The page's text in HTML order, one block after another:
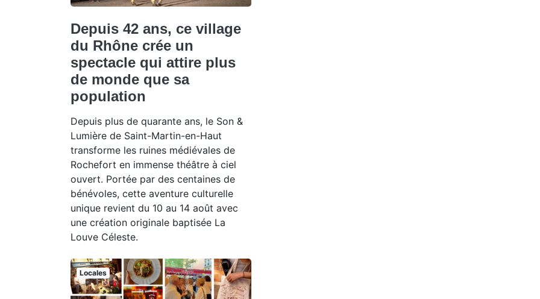
Depuis 42 ans, ce village
du Rhône crée un
spectacle qui attire plus
de monde que sa
population
Depuis plus de quarante ans, le Son &
Lumière de Saint-Martin-en-Haut
transforme les ruines médiévales de
Rochefort en immense théâtre à ciel
ouvert. Portée par des centaines de
bénévoles, cette aventure culturelle
unique revient du 10 au 14 août avec
une création originale baptisée La
Louve Céleste.
Locales